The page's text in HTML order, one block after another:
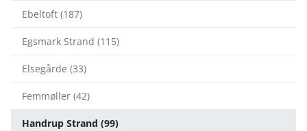
Ebeltoft (187)
Egsmark Strand (115)
Elsegårde (33)
Femmøller (42)
Handrup Strand (99)